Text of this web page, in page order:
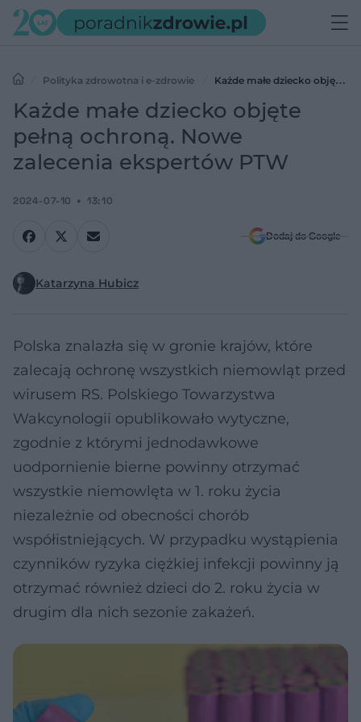
Polityka zdrowotna i e-zdrowie
Każde małe dziecko objęte
pełną ochroną. Nowe zalecenia ekspertów PTW
Każde małe dziecko objęte
pełną ochroną. Nowe
zalecenia ekspertów PTW
2024-07-10 13:10
Dodaj do Google
Katarzyna Hubicz
Polska znalazła się w gronie krajów, które
zalecają ochronę wszystkich niemowląt przed
wirusem RS. Polskiego Towarzystwa
Wakcynologii opublikowało wytyczne,
zgodnie z którymi jednodawkowe
uodpornienie bierne powinny otrzymać
wszystkie niemowlęta w 1. roku życia
niezależnie od obecności chorób
współistniejących. W przypadku wystąpienia
czynników ryzyka ciężkiej infekcji powinny ją
otrzymać również dzieci do 2. roku życia w
drugim dla nich sezonie zakażeń.